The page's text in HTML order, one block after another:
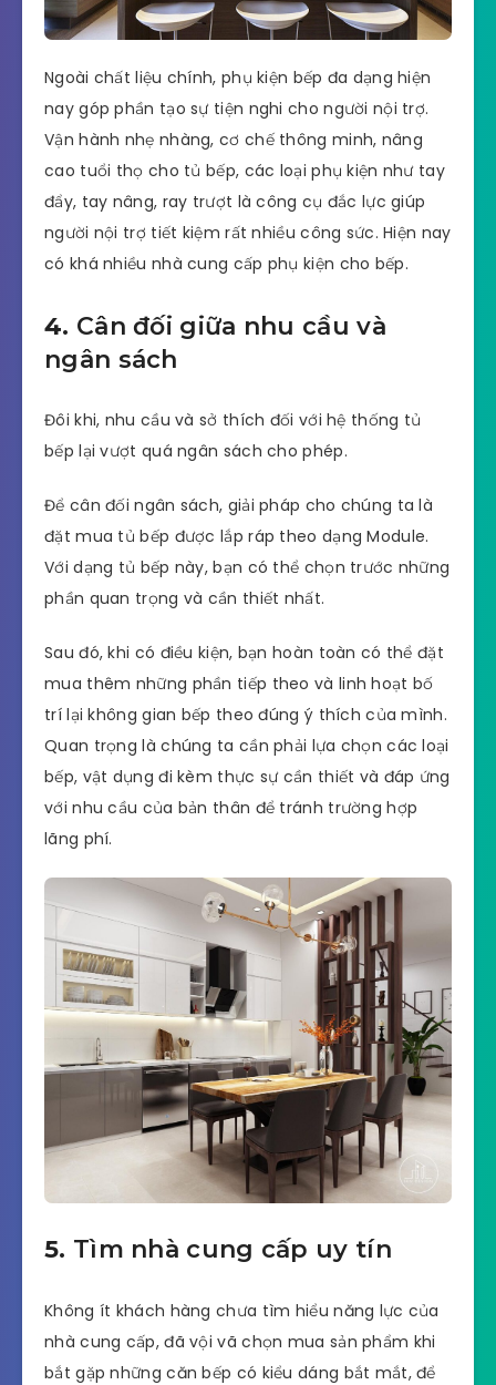
Ngoài chất liệu chính, phụ kiện bếp đa dạng hiện
nay góp phần tạo sự tiện nghi cho người nội trợ.
Vận hành nhẹ nhàng, cơ chế thông minh, nâng
cao tuổi thọ cho tủ bếp, các loại phụ kiện như tay
đẩy, tay nâng, ray trượt là công cụ đắc lực giúp
người nội trợ tiết kiệm rất nhiều công sức. Hiện nay
có khá nhiều nhà cung cấp phụ kiện cho bếp.
4. Cân đối giữa nhu cầu và
ngân sách
Đôi khi, nhu cầu và sở thích đối với hệ thống tủ
bếp lại vượt quá ngân sách cho phép.
Để cân đối ngân sách, giải pháp cho chúng ta là
đặt mua tủ bếp được lắp ráp theo dạng Module.
Với dạng tủ bếp này, bạn có thể chọn trước những
phần quan trọng và cần thiết nhất.
Sau đó, khi có điều kiện, bạn hoàn toàn có thể đặt
mua thêm những phần tiếp theo và linh hoạt bố
trí lại không gian bếp theo đúng ý thích của mình.
Quan trọng là chúng ta cần phải lựa chọn các loại
bếp, vật dụng đi kèm thực sự cần thiết và đáp ứng
với nhu cầu của bản thân để tránh trường hợp
lãng phí.
5. Tìm nhà cung cấp uy tín
Không ít khách hàng chưa tìm hiểu năng lực của
nhà cung cấp, đã vội vã chọn mua sản phẩm khi
bắt gặp những căn bếp có kiểu dáng bắt mắt, để